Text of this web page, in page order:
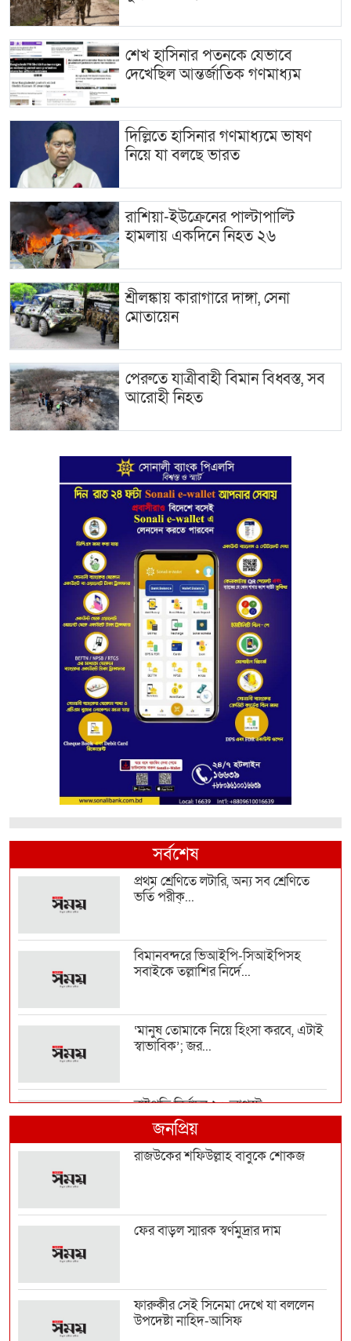
শেখ হাসিনার পতনকে যেভাবে
দেখেছিল আন্তর্জাতিক গণমাধ্যম
দিল্লিতে হাসিনার গণমাধ্যমে ভাষণ
নিয়ে যা বলছে ভারত
রাশিয়া-ইউক্রেনের পাল্টাপাল্টি
হামলায় একদিনে নিহত ২৬
শ্রীলঙ্কায় কারাগারে দাঙ্গা, সেনা
মোতায়েন
পেরুতে যাত্রীবাহী বিমান বিধ্বস্ত, সব
আরোহী নিহত
সর্বশেষ
প্রথম শ্রেণিতে লটারি, অন্য সব শ্রেণিতে
ভর্তি পরীক্...
বিমানবন্দরে ভিআইপি-সিআইপিসহ
সবাইকে তল্লাশির নির্দে...
‘মানুষ তোমাকে নিয়ে হিংসা করবে, এটাই
স্বাভাবিক’; জর...
রাষ্ট্রপতি নির্বাচন ২০ আগস্ট
সালমানের খানের বিরুদ্ধে প্রতারণার
জনপ্রিয়
রাজউকের শফিউল্লাহ বাবুকে শোকজ
ফের বাড়ল স্মারক স্বর্ণমুদ্রার দাম
ফারুকীর সেই সিনেমা দেখে যা বললেন
উপদেষ্টা নাহিদ-আসিফ